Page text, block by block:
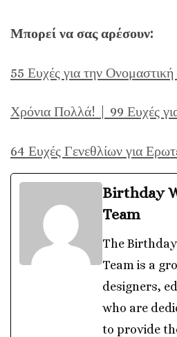
Μπορεί να σας αρέσουν:
55 Ευχές για την
Χρόνια Πολλά! | 99 Ευχές
64 Ευχές Γενεθλίων για
Birthday
Team
The
Team is a
designers,
who are
to provide